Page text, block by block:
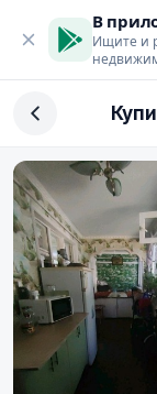
В
Ищите и
Сделка
Поиск
Тип